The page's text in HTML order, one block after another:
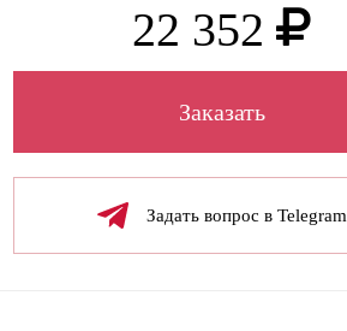
22 352
Заказать
Задать вопрос в Telegram